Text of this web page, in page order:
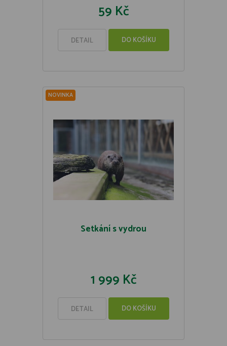
59 Kč
DETAIL DO KOŠÍKU
NOVINKA
Setkání s vydrou
1 999 Kč
DETAIL DO KOŠÍKU